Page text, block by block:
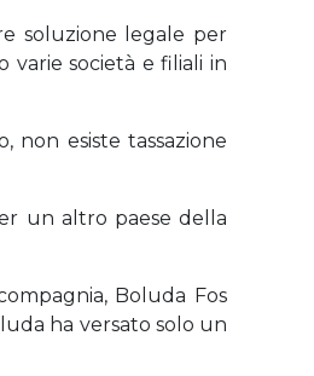
soluzione legale per
società e filiali in
non esiste tassazione
un altro paese della
Boluda Fos
ha versato solo un